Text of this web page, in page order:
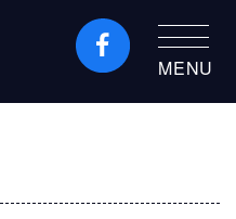
MENU